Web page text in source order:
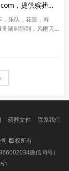
殡葬一条龙礼仪服务(4008341834)www.szytL.com，提供殡葬一条龙
，乐队，花篮，寿
随叫随到，风雨无
殡葬文件
联系我们
版权所有
微信同号）